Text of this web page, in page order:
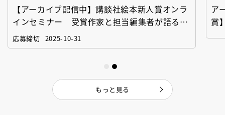
【アーカイブ配信中】講談社絵本新人賞オンラ
インセミナー 受賞作家と担当編集者が語る
「絵本創作実践講座」
応募締切 2025-10-31
ア
賞
もっと見る